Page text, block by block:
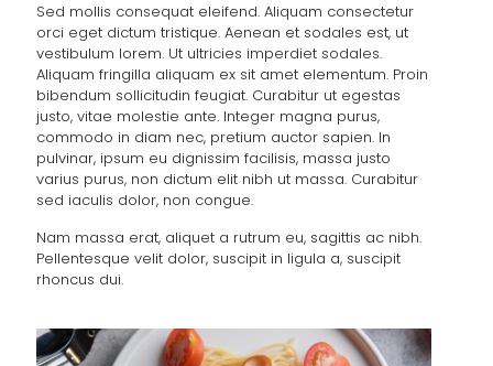
Sed mollis consequat eleifend. Aliquam consectetur
orci eget dictum tristique. Aenean et sodales est, ut
vestibulum lorem. Ut ultricies imperdiet sodales.
Aliquam fringilla aliquam ex sit amet elementum. Proin
bibendum sollicitudin feugiat. Curabitur ut egestas
justo, vitae molestie ante. Integer magna purus,
commodo in diam nec, pretium auctor sapien. In
pulvinar, ipsum eu dignissim facilisis, massa justo
varius purus, non dictum elit nibh ut massa. Curabitur
sed iaculis dolor, non congue.
Nam massa erat, aliquet a rutrum eu, sagittis ac nibh.
Pellentesque velit dolor, suscipit in ligula a, suscipit
rhoncus dui.